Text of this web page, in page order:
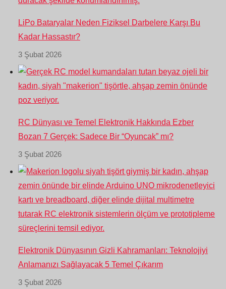
LiPo Bataryalar Neden Fiziksel Darbelere Karşı Bu
Kadar Hassastır?
3 Şubat 2026
RC Dünyası ve Temel Elektronik Hakkında Ezber
Bozan 7 Gerçek: Sadece Bir “Oyuncak” mı?
3 Şubat 2026
Elektronik Dünyasının Gizli Kahramanları: Teknolojiyi
Anlamanızı Sağlayacak 5 Temel Çıkarım
3 Şubat 2026